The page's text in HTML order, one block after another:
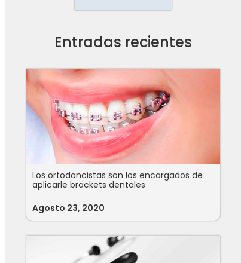
Entradas recientes
Los ortodoncistas son los encargados de
aplicarle brackets dentales
Agosto 23, 2020